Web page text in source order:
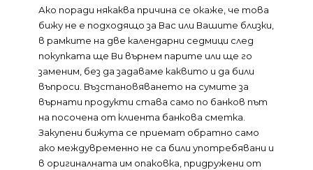
Ако поради някаква причина се окаже, че това
бижу не е подходящо за Вас или Вашите близки,
в рамките на две календарни седмици след
покупката ще Ви върнем парите или ще го
заменим, без да задаваме каквито и да били
въпроси. Възстановяването на сумите за
върнати продукти става само по банков път
на посочена от клиента банкова сметка.
Закупени бижута се приемат обратно само
ако междувременно не са били употребявани и
в оригиналната им опаковка, придружени от